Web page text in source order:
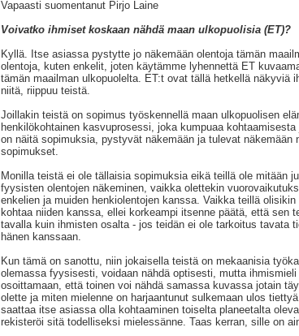
Vapaasti suomentanut Pirjo Laine
Voivatko ihmiset koskaan nähdä maan ulkopuolisia (ET)?
Kyllä. Itse asiassa pystytte jo näkemään olentoja tämän
olentoja, kuten enkelit, joten käytämme lyhennettä ET
tämän maailman ulkopuolelta. ET:t ovat tällä hetkellä
niitä, riippuu teistä.
Joillakin teistä on sopimus työskennellä maan ulkopuolisen
henkilökohtainen kasvuprosessi, joka kumpuaa
on näitä sopimuksia, pystyvät näkemään ja tulevat
sopimukset.
Monilla teistä ei ole tällaisia sopimuksia eikä teillä ole mitään
fyysisten olentojen näkeminen, vaikka olettekin
enkelien ja muiden henkiolentojen kanssa. Vaikka teillä
kohtaa niiden kanssa, ellei korkeampi itsenne päätä, että sen
tavalla kuin ihmisten osalta - jos teidän ei ole tarkoitus tavata
hänen kanssaan.
Kun tämä on sanottu, niin jokaisella teistä on mekaanisia
olemassa fyysisesti, voidaan nähdä optisesti, mutta
osoittamaan, että toinen voi nähdä samassa kuvassa jotain
olette ja miten mielenne on harjaantunut sulkemaan ulos
saattaa itse asiassa olla kohtaaminen toiselta planeetalta
rekisteröi sitä todelliseksi mielessänne. Taas kerran, sille on